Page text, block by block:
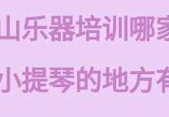
乐器培训哪
提琴的地方